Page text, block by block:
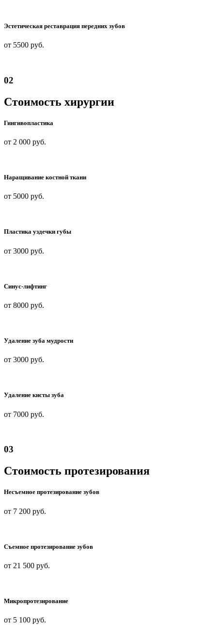
Эстетическая реставрация передних зубов
от 5500 руб.
02
Стоимость хирургии
Гингивопластика
от 2 000 руб.
Наращивание костной ткани
от 5000 руб.
Пластика уздечки губы
от 3000 руб.
Синус-лифтинг
от 8000 руб.
Удаление зуба мудрости
от 3000 руб.
Удаление кисты зуба
от 7000 руб.
03
Стоимость протезирования
Несъемное протезирование зубов
от 7 200 руб.
Съемное протезирование зубов
от 21 500 руб.
Микропротезирование
от 5 100 руб.